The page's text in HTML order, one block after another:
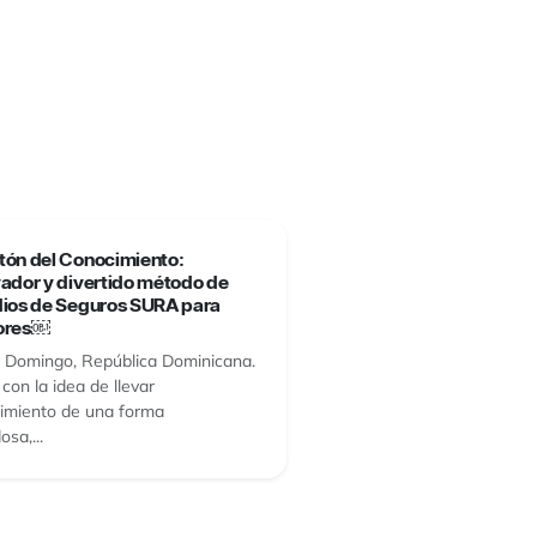
del Conocimiento:
y divertido método de
de Seguros SURA para
Domingo, República Dominicana.
la idea de llevar
de una forma